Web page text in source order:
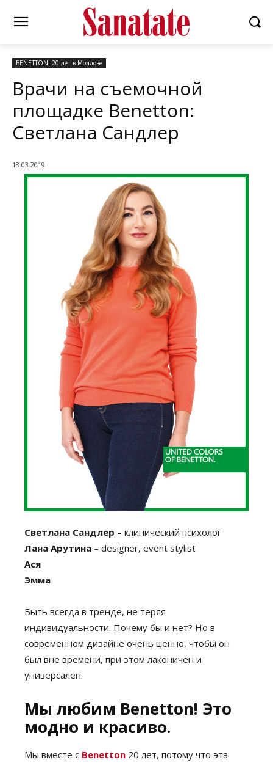
BENETTON: 20 лет в Молдове
Врачи на съемочной
площадке Benetton:
Светлана Сандлер
13.03.2019
Светлана Сандлер – клинический психолог
Лана Арутина – designer, event stylist
Ася
Эмма
Быть всегда в тренде, не теряя
индивидуальности. Почему бы и нет? Но в
современном дизайне очень ценно, чтобы он
был вне времени, при этом лаконичен и
универсален.
Мы любим Benetton! Это
модно и красиво.
Мы вместе с Benetton 20 лет, потому что эта